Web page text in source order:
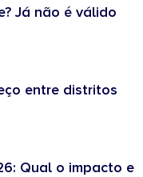
Já não é válido
entre distritos
Qual o impacto e